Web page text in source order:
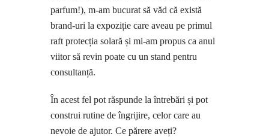
parfum!), m-am bucurat să văd că există
brand-uri la expoziție care aveau pe primul
raft protecția solară și mi-am propus ca anul
viitor să revin poate cu un stand pentru
consultanță.
În acest fel pot răspunde la întrebări și pot
construi rutine de îngrijire, celor care au
nevoie de ajutor. Ce părere aveți?